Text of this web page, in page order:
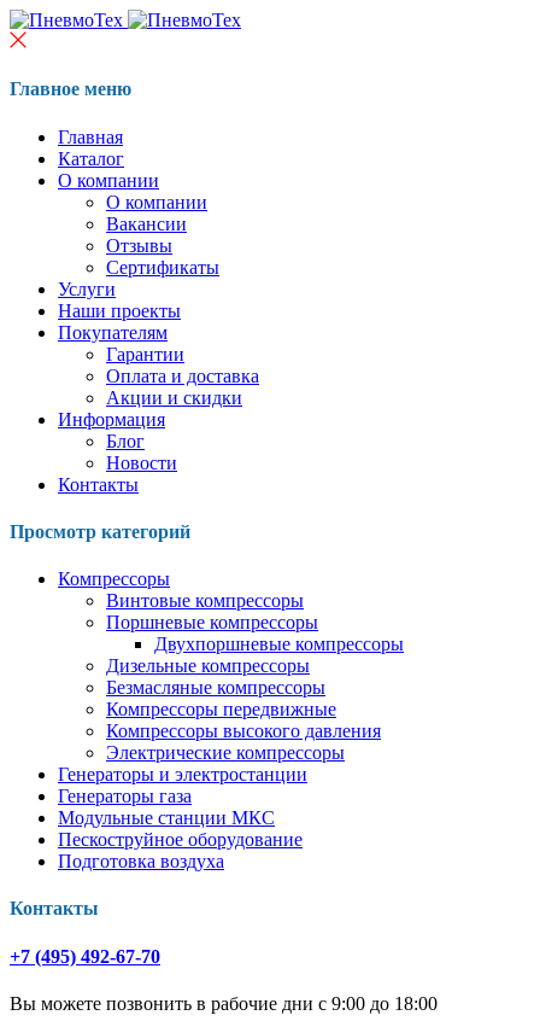
Главное меню
Главная
Каталог
О компании
О компании
Вакансии
Отзывы
Сертификаты
Услуги
Наши проекты
Покупателям
Гарантии
Оплата и доставка
Акции и скидки
Информация
Блог
Новости
Контакты
Просмотр категорий
Компрессоры
Винтовые компрессоры
Поршневые компрессоры
Двухпоршневые компрессоры
Дизельные компрессоры
Безмасляные компрессоры
Компрессоры передвижные
Компрессоры высокого давления
Электрические компрессоры
Генераторы и электростанции
Генераторы газа
Модульные станции МКС
Пескоструйное оборудование
Подготовка воздуха
Контакты
+7 (495) 492-67-70
Вы можете позвонить в рабочие дни с 9:00 до 18:00